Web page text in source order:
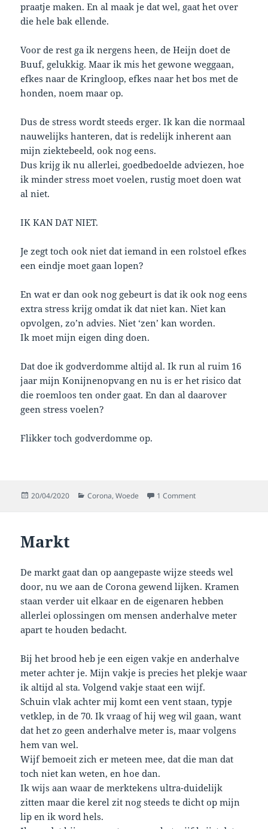
praatje maken. En al maak je dat wel, gaat het over
die hele bak ellende.
Voor de rest ga ik nergens heen, de Heijn doet de
Buuf, gelukkig. Maar ik mis het gewone weggaan,
efkes naar de Kringloop, efkes naar het bos met de
honden, noem maar op.
Dus de stress wordt steeds erger. Ik kan die normaal
nauwelijks hanteren, dat is redelijk inherent aan
mijn ziektebeeld, ook nog eens.
Dus krijg ik nu allerlei, goedbedoelde adviezen, hoe
ik minder stress moet voelen, rustig moet doen wat
al niet.
IK KAN DAT NIET.
Je zegt toch ook niet dat iemand in een rolstoel efkes
een eindje moet gaan lopen?
En wat er dan ook nog gebeurt is dat ik ook nog eens
extra stress krijg omdat ik dat niet kan. Niet kan
opvolgen, zo’n advies. Niet ‘zen’ kan worden.
Ik moet mijn eigen ding doen.
Dat doe ik godverdomme altijd al. Ik run al ruim 16
jaar mijn Konijnenopvang en nu is er het risico dat
die roemloos ten onder gaat. En dan al daarover
geen stress voelen?
Flikker toch godverdomme op.
Posted
20/04/2020 Categories
Corona,Woede 1 Commenton Bloeddruk
Markt
De markt gaat dan op aangepaste wijze steeds wel
door, nu we aan de Corona gewend lijken. Kramen
staan verder uit elkaar en de eigenaren hebben
allerlei oplossingen om mensen anderhalve meter
apart te houden bedacht.
Bij het brood heb je een eigen vakje en anderhalve
meter achter je. Mijn vakje is precies het plekje waar
ik altijd al sta. Volgend vakje staat een wijf.
Schuin vlak achter mij komt een vent staan, typje
vetklep, in de 70. Ik vraag of hij weg wil gaan, want
dat het zo geen anderhalve meter is, maar volgens
hem van wel.
Wijf bemoeit zich er meteen mee, dat die man dat
toch niet kan weten, en hoe dan.
Ik wijs aan waar de merktekens ultra-duidelijk
zitten maar die kerel zit nog steeds te dicht op mijn
lip en ik word hels.